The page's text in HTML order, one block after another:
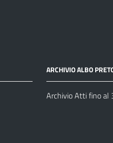
ARCHIVIO ALBO
Archivio Atti fino al